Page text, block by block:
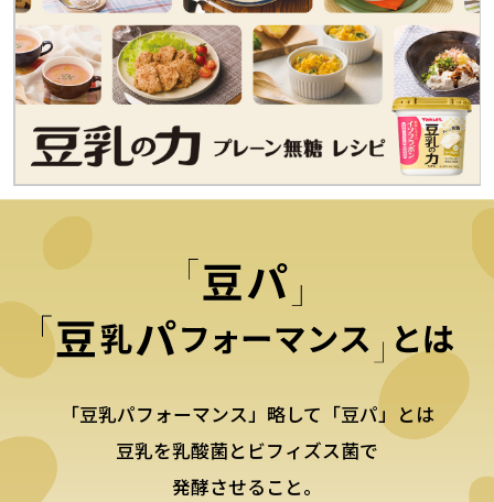
「豆乳パフォーマンス」略して「豆パ」とは
豆乳を乳酸菌とビフィズス菌で
発酵させること。